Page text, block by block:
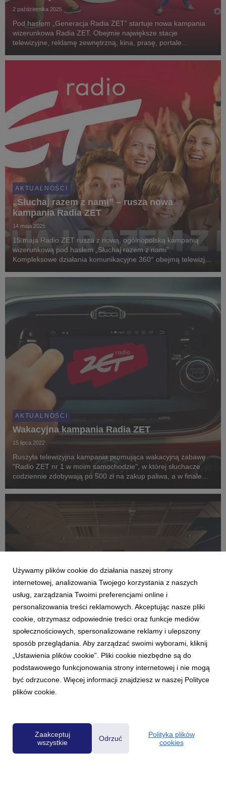
2 października 2025
Pod hasłem „Generacja Radia ZET” startuje nowa kampania
wizerunkowa Radia ZET. Obejmie największe stacje
telewizyjne, reklamę zewnętrzną, kina, prasę, portale
AKTUALNOŚCI
„Słuchaj razem z nami” – rusza nowa
kampania Radia ZET
14 maja 2025
15 maja Radio ZET rusza z nową, ogólnopolską kampanią
wizerunkową pod hasłem „Słuchaj razem z nami”.
Kompleksowe działania komunikacyjne 360° obejmą telewizję,
Kampanii towarzyszy również zabawa antenowa. ...
AKTUALNOŚCI
Wakacyjna kampania Radia ZET
15 lipca 2022
Ruszyła telewizyjna kampania promująca wakacyjną zabawę
"Radio ZET nr 1 w moim samochodzie", w której słuchacze
codziennie zdobywają po 500 zł na zakup paliwa, a w finale
AKTUALNOŚCI
Przez życie z radiem - nowa kampania Radia
ZET
21 września 2017
Ruszyła ogólnopolska kampania wizerunkowa Radia ZET,
której głównym hasłem jest „siła muzyki”. W 11 największych
miastach można zobaczyć billboardy z cytatami bezpośrednio
Używamy plików cookie do działania naszej strony
internetowej, analizowania Twojego korzystania z naszych
usług, zarządzania Twoimi preferencjami online i
personalizowania treści reklamowych. Akceptując nasze pliki
cookie, otrzymasz odpowiednie treści oraz funkcje mediów
społecznościowych, spersonalizowane reklamy i ulepszony
sposób przeglądania. Aby zarządzać swoimi wyborami, kliknij
„Ustawienia plików cookie”. Pliki cookie niezbędne są do
podstawowego funkcjonowania strony internetowej i nie mogą
być odrzucone. Więcej informacji znajdziesz w naszej Polityce
plików cookie.
Zaakceptuj
wszystkie
Odrzuć
Polityka plików
cookies